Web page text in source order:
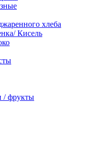
хлеба
Кисель
/ фрукты